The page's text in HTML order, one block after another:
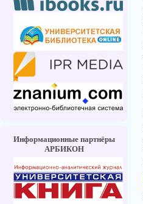
Информационные партнёры
АРБИКОН